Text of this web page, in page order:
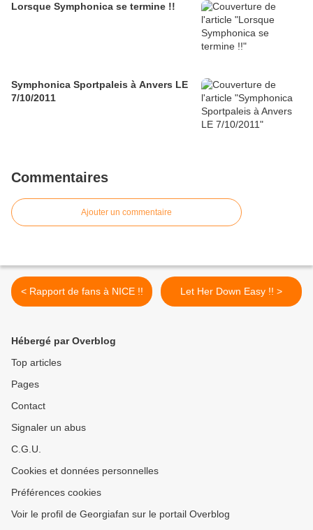
Lorsque Symphonica se termine !!
Symphonica Sportpaleis à Anvers LE
7/10/2011
Commentaires
Ajouter un commentaire
< Rapport de fans à NICE !! Let Her Down Easy !! >
Hébergé par Overblog
Top articles
Pages
Contact
Signaler un abus
C.G.U.
Cookies et données personnelles
Préférences cookies
Voir le profil de Georgiafan sur le portail Overblog